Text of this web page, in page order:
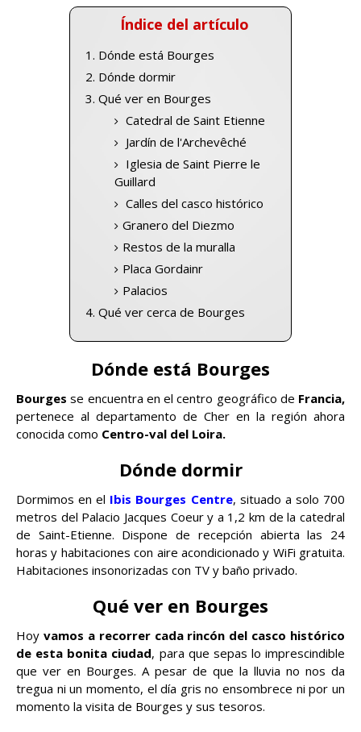
Índice del artículo
Dónde está Bourges
Dónde dormir
Qué ver en Bourges
Catedral de Saint Etienne
Jardín de l'Archevêché
Iglesia de Saint Pierre le
Guillard
Calles del casco histórico
Granero del Diezmo
Restos de la muralla
Placa Gordainr
Palacios
Qué ver cerca de Bourges
Dónde está Bourges
Bourges se encuentra en el centro geográfico de Francia,
pertenece al departamento de Cher en la región ahora
conocida como Centro-val del Loira.
Dónde dormir
Dormimos en el Ibis Bourges Centre, situado a solo 700
metros del Palacio Jacques Coeur y a 1,2 km de la catedral
de Saint-Etienne. Dispone de recepción abierta las 24
horas y habitaciones con aire acondicionado y WiFi gratuita.
Habitaciones insonorizadas con TV y baño privado.
Qué ver en Bourges
Hoy vamos a recorrer cada rincón del casco histórico
de esta bonita ciudad, para que sepas lo imprescindible
que ver en Bourges. A pesar de que la lluvia no nos da
tregua ni un momento, el día gris no ensombrece ni por un
momento la visita de Bourges y sus tesoros.